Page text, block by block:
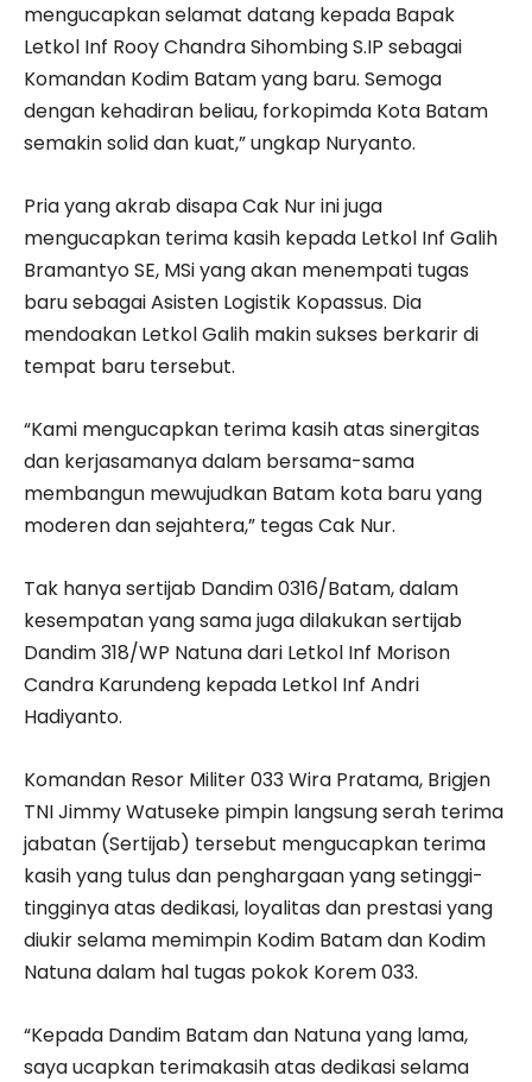
mengucapkan selamat datang kepada Bapak
Letkol Inf Rooy Chandra Sihombing S.IP sebagai
Komandan Kodim Batam yang baru. Semoga
dengan kehadiran beliau, forkopimda Kota Batam
semakin solid dan kuat,” ungkap Nuryanto.
Pria yang akrab disapa Cak Nur ini juga
mengucapkan terima kasih kepada Letkol Inf Galih
Bramantyo SE, MSi yang akan menempati tugas
baru sebagai Asisten Logistik Kopassus. Dia
mendoakan Letkol Galih makin sukses berkarir di
tempat baru tersebut.
“Kami mengucapkan terima kasih atas sinergitas
dan kerjasamanya dalam bersama-sama
membangun mewujudkan Batam kota baru yang
moderen dan sejahtera,” tegas Cak Nur.
Tak hanya sertijab Dandim 0316/Batam, dalam
kesempatan yang sama juga dilakukan sertijab
Dandim 318/WP Natuna dari Letkol Inf Morison
Candra Karundeng kepada Letkol Inf Andri
Hadiyanto.
Komandan Resor Militer 033 Wira Pratama, Brigjen
TNI Jimmy Watuseke pimpin langsung serah terima
jabatan (Sertijab) tersebut mengucapkan terima
kasih yang tulus dan penghargaan yang setinggi-
tingginya atas dedikasi, loyalitas dan prestasi yang
diukir selama memimpin Kodim Batam dan Kodim
Natuna dalam hal tugas pokok Korem 033.
“Kepada Dandim Batam dan Natuna yang lama,
saya ucapkan terimakasih atas dedikasi selama